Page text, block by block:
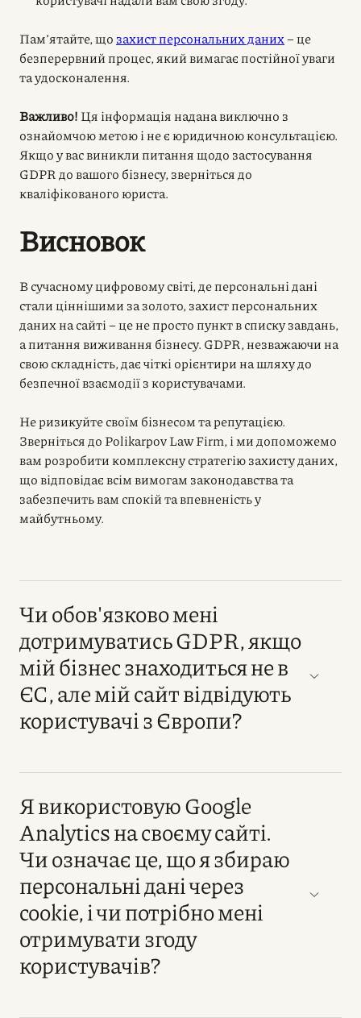
Пам’ятайте, що захист персональних даних– це
безперервний процес, який вимагає постійної уваги
та удосконалення.
Важливо!Ця інформація надана виключно з
ознайомчою метою і не є юридичною консультацією.
Якщо у вас виникли питання щодо застосування
GDPR до вашого бізнесу, зверніться до
кваліфікованого юриста.
Висновок
В сучасному цифровому світі, де персональні дані
стали ціннішими за золото, захист персональних
даних на сайті – це не просто пункт в списку завдань,
а питання виживання бізнесу. GDPR, незважаючи на
свою складність, дає чіткі орієнтири на шляху до
безпечної взаємодії з користувачами.
Не ризикуйте своїм бізнесом та репутацією.
Зверніться до Polikarpov Law Firm, і ми допоможемо
вам розробити комплексну стратегію захисту даних,
що відповідає всім вимогам законодавства та
забезпечить вам спокій та впевненість у
майбутньому.
Чи обов'язково мені
дотримуватись GDPR, якщо
мій бізнес знаходиться не в
ЄС, але мій сайт відвідують
користувачі з Європи?
Я використовую Google
Analytics на своєму сайті.
Чи означає це, що я збираю
персональні дані через
cookie, і чи потрібно мені
отримувати згоду
користувачів?